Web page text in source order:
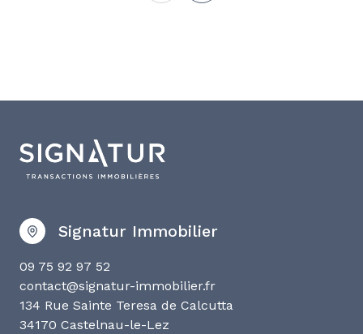
Signatur Immobilier
09 75 92 97 52
contact@signatur-immobilier.fr
134 Rue Sainte Teresa de Calcutta
34170 Castelnau-le-Lez